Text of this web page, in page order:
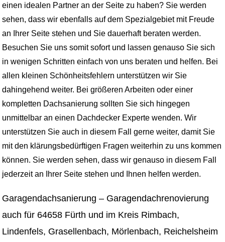
einen idealen Partner an der Seite zu haben? Sie werden
sehen, dass wir ebenfalls auf dem Spezialgebiet mit Freude
an Ihrer Seite stehen und Sie dauerhaft beraten werden.
Besuchen Sie uns somit sofort und lassen genauso Sie sich
in wenigen Schritten einfach von uns beraten und helfen. Bei
allen kleinen Schönheitsfehlern unterstützen wir Sie
dahingehend weiter. Bei größeren Arbeiten oder einer
kompletten Dachsanierung sollten Sie sich hingegen
unmittelbar an einen Dachdecker Experte wenden. Wir
unterstützen Sie auch in diesem Fall gerne weiter, damit Sie
mit den klärungsbedürftigen Fragen weiterhin zu uns kommen
können. Sie werden sehen, dass wir genauso in diesem Fall
jederzeit an Ihrer Seite stehen und Ihnen helfen werden.
Garagendachsanierung – Garagendachrenovierung
auch für 64658 Fürth und im Kreis Rimbach,
Lindenfels, Grasellenbach, Mörlenbach, Reichelsheim